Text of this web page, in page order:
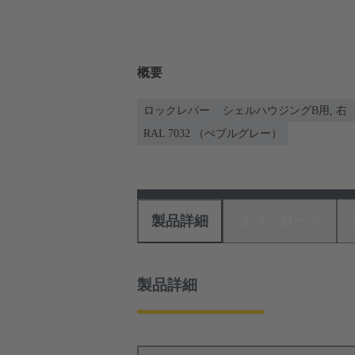
概要
ロックレバー シェルハウジングB用, 右
RAL 7032 （ぺブルグレー）
製品詳細
製品詳細